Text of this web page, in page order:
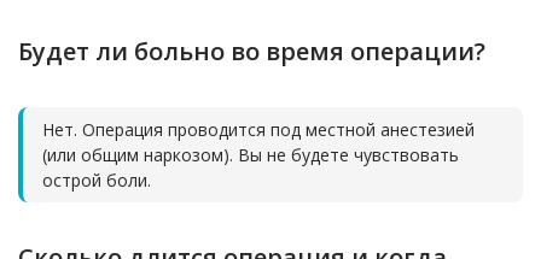
Будет ли больно во время операции?
Нет. Операция проводится под местной анестезией
(или общим наркозом). Вы не будете чувствовать
острой боли.